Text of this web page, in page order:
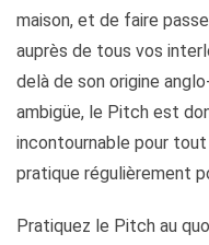
maison, et de faire
auprès de tous vos
delà de son origine
ambigüe, le Pitch est
incontournable pour tout
pratique régulièrement
Pratiquez le Pitch au